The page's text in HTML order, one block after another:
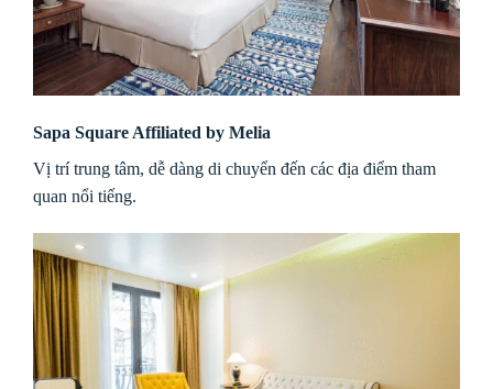
Sapa Square Affiliated by Melia
Vị trí trung tâm, dễ dàng di chuyển đến các địa điểm tham
quan nổi tiếng.